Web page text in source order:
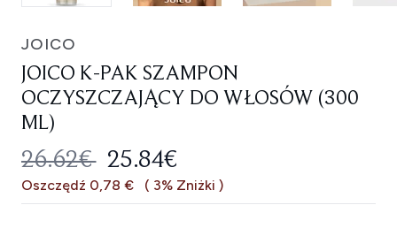
JOICO
JOICO K-PAK SZAMPON
OCZYSZCZAJĄCY DO WŁOSÓW (300
ML)
SUGEROWANA CENA
26.62€ AKTUALNA CENA:
25.84€
Oszczędź 0,78 € ( 3% Zniżki )